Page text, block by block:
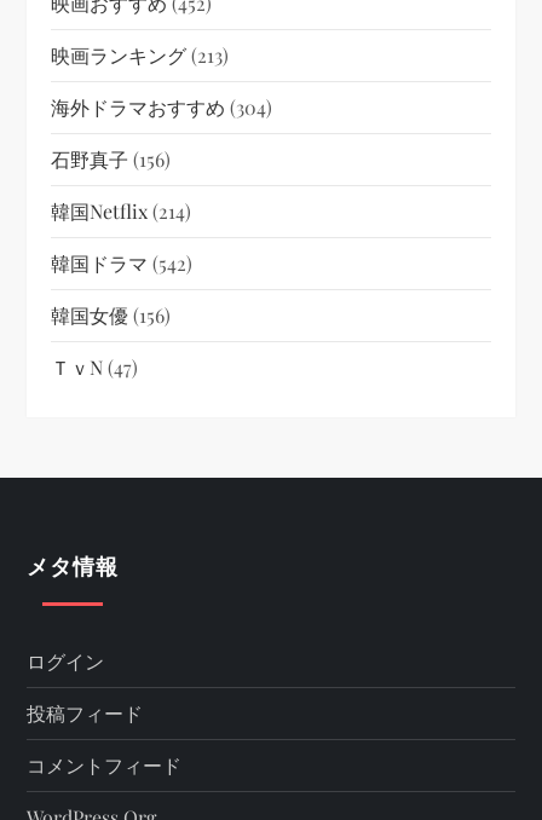
映画ランキング(213)
海外ドラマおすすめ (304)
石野真子 (156)
韓国netflix(214)
韓国ドラマ (542)
韓国女優(156)
ＴｖN(47)
メタ情報
ログイン
投稿フィード
コメントフィード